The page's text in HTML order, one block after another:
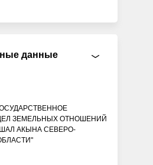
данные
ЗЕМЕЛЬНЫХ ОТНОШЕНИЙ
АКЫНА СЕВЕРО-